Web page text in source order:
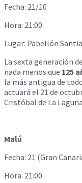
Fecha: 21/10
Hora: 21:00
Lugar: Pabellón
La sexta generación
nada menos que 125
la más antigua de
actuará el 21 de
Cristóbal de La
Malú
Fecha: 21 (Gran
Hora: 21:00